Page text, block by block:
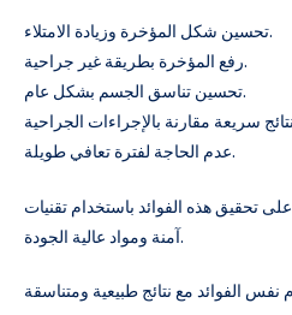
تحسين شكل المؤخرة وزيادة الامتلاء.
رفع المؤخرة بطريقة غير جراحية.
تحسين تناسق الجسم بشكل عام.
عدم الحاجة لفترة تعافي طويلة.
على تحقيق هذه الفوائد باستخدام تقنيات
آمنة ومواد عالية الجودة.